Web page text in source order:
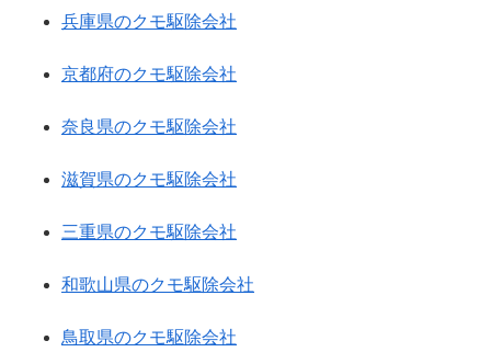
兵庫県のクモ駆除会社
京都府のクモ駆除会社
奈良県のクモ駆除会社
滋賀県のクモ駆除会社
三重県のクモ駆除会社
和歌山県のクモ駆除会社
鳥取県のクモ駆除会社